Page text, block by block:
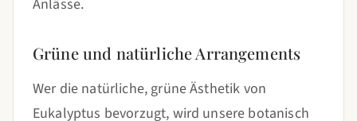
Anlässe.
Grüne und natürliche Arrangements
Wer die natürliche, grüne Ästhetik von
Eukalyptus bevorzugt, wird unsere botanisch